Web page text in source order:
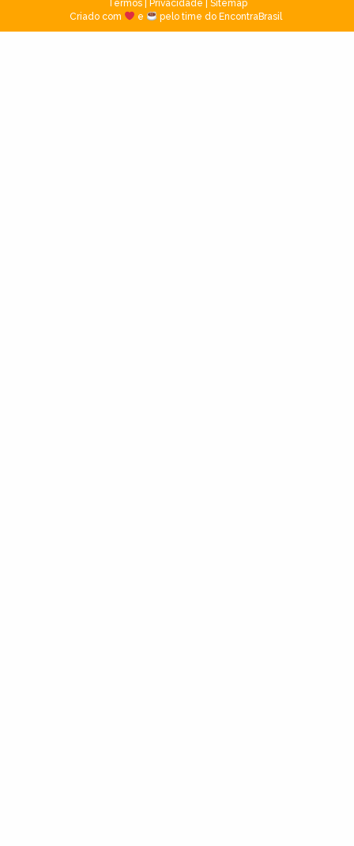
Termos| Privacidade
Sitemap
Criado com
e pelo time do EncontraBrasil